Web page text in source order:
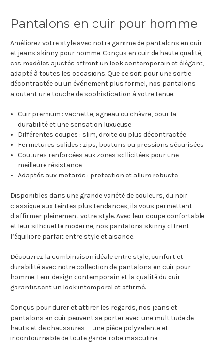
Pantalons en cuir pour homme
Améliorez votre style avec notre gamme de pantalons en cuir
et jeans skinny pour homme. Conçus en cuir de haute qualité,
ces modèles ajustés offrent un look contemporain et élégant,
adapté à toutes les occasions. Que ce soit pour une sortie
décontractée ou un événement plus formel, nos pantalons
ajoutent une touche de sophistication à votre tenue.
Cuir premium : vachette, agneau ou chèvre, pour la
durabilité et une sensation luxueuse
Différentes coupes : slim, droite ou plus décontractée
Fermetures solides : zips, boutons ou pressions sécurisées
Coutures renforcées aux zones sollicitées pour une
meilleure résistance
Adaptés aux motards : protection et allure robuste
Disponibles dans une grande variété de couleurs, du noir
classique aux teintes plus tendances, ils vous permettent
d’affirmer pleinement votre style. Avec leur coupe confortable
et leur silhouette moderne, nos pantalons skinny offrent
l’équilibre parfait entre style et aisance.
Découvrez la combinaison idéale entre style, confort et
durabilité avec notre collection de pantalons en cuir pour
homme. Leur design contemporain et la qualité du cuir
garantissent un look intemporel et affirmé.
Conçus pour durer et attirer les regards, nos jeans et
pantalons en cuir peuvent se porter avec une multitude de
hauts et de chaussures — une pièce polyvalente et
incontournable de toute garde-robe masculine.